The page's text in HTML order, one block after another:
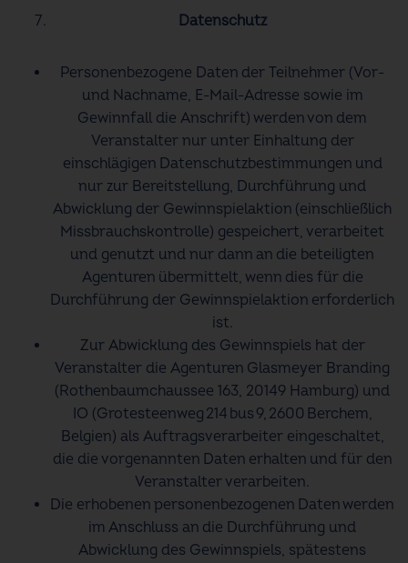
Datenschutz
Personenbezogene Daten der Teilnehmer (Vor-
und Nachname, E-Mail-Adresse sowie im
Gewinnfall die Anschrift) werden von dem
Veranstalter nur unter Einhaltung der
einschlägigen Datenschutzbestimmungen und
nur zur Bereitstellung, Durchführung und
Abwicklung der Gewinnspielaktion (einschließlich
Missbrauchskontrolle) gespeichert, verarbeitet
und genutzt und nur dann an die beteiligten
Agenturen übermittelt, wenn dies für die
Durchführung der Gewinnspielaktion erforderlich
ist.
Zur Abwicklung des Gewinnspiels hat der
Veranstalter die Agenturen Glasmeyer Branding
(Rothenbaumchaussee 163, 20149 Hamburg) und
IO (Grotesteenweg 214 bus 9, 2600 Berchem,
Belgien) als Auftragsverarbeiter eingeschaltet,
die die vorgenannten Daten erhalten und für den
Veranstalter verarbeiten.
Die erhobenen personenbezogenen Daten werden
im Anschluss an die Durchführung und
Abwicklung des Gewinnspiels, spätestens